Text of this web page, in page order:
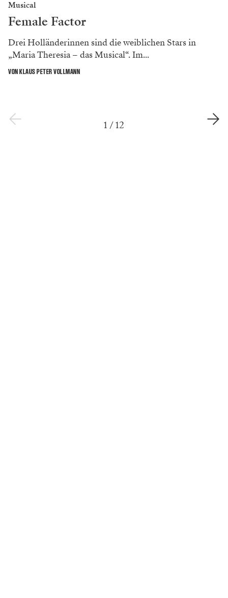
Musical
Female Factor
Drei Holländerinnen sind die weiblichen Stars in
„Maria Theresia – das Musical“. Im...
VON KLAUS PETER VOLLMANN
1 /12